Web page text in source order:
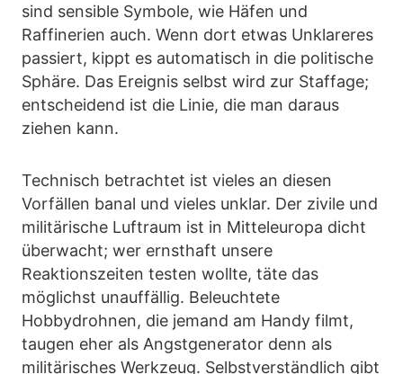
sind sensible Symbole, wie Häfen und
Raffinerien auch. Wenn dort etwas Unklareres
passiert, kippt es automatisch in die politische
Sphäre. Das Ereignis selbst wird zur Staffage;
entscheidend ist die Linie, die man daraus
ziehen kann.
Technisch betrachtet ist vieles an diesen
Vorfällen banal und vieles unklar. Der zivile und
militärische Luftraum ist in Mitteleuropa dicht
überwacht; wer ernsthaft unsere
Reaktionszeiten testen wollte, täte das
möglichst unauffällig. Beleuchtete
Hobbydrohnen, die jemand am Handy filmt,
taugen eher als Angstgenerator denn als
militärisches Werkzeug. Selbstverständlich gibt